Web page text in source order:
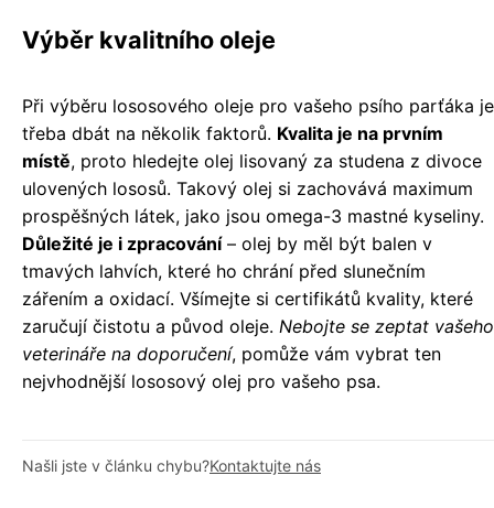
Výběr kvalitního oleje
Při výběru lososového oleje pro vašeho psího parťáka je
třeba dbát na několik faktorů. Kvalita je na prvním
místě, proto hledejte olej lisovaný za studena z divoce
ulovených lososů. Takový olej si zachovává maximum
prospěšných látek, jako jsou omega-3 mastné kyseliny.
Důležité je i zpracování– olej by měl být balen v
tmavých lahvích, které ho chrání před slunečním
zářením a oxidací. Všímejte si certifikátů kvality, které
zaručují čistotu a původ oleje. Nebojte se zeptat vašeho
veterináře na doporučení, pomůže vám vybrat ten
nejvhodnější lososový olej pro vašeho psa.
Našli jste v článku chybu?Kontaktujte nás